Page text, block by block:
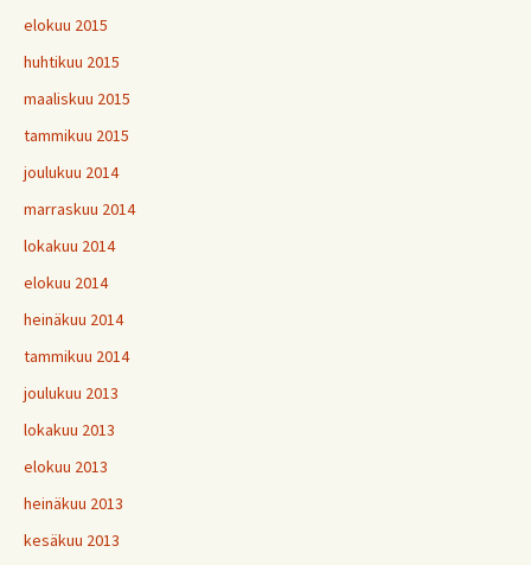
elokuu 2015
huhtikuu 2015
maaliskuu 2015
tammikuu 2015
joulukuu 2014
marraskuu 2014
lokakuu 2014
elokuu 2014
heinäkuu 2014
tammikuu 2014
joulukuu 2013
lokakuu 2013
elokuu 2013
heinäkuu 2013
kesäkuu 2013